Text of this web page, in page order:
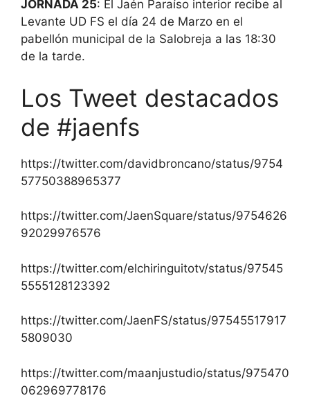
JORNADA 25: El Jaén Paraíso interior recibe al
Levante UD FS el día 24 de Marzo en el
pabellón municipal de la Salobreja a las 18:30
de la tarde.
Los Tweet destacados
de #jaenfs
https://twitter.com/davidbroncano/status/9754
57750388965377
https://twitter.com/JaenSquare/status/9754626
92029976576
https://twitter.com/elchiringuitotv/status/97545
5555128123392
https://twitter.com/JaenFS/status/97545517917
5809030
https://twitter.com/maanjustudio/status/975470
062969778176